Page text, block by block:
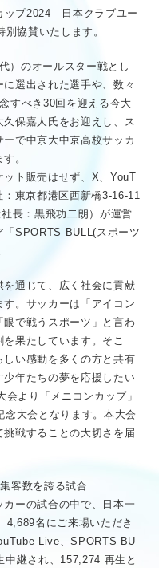
ップ2024 日本クラブユー
協賛いたします。
）のオールスター戦とし
選出された選手や、数々
すべき30回を迎える今大
保嘉人氏をお迎えし、ス
で中京大中京高校サッカ
。
ト販売はせず、X、YouT
東京都港区西新橋3-16-11
長：黒飛功二朗）が運営
「SPORTS BULL(スポーツ
通じて、広く社会に貢献
。サッカーは「アイコン
で戦うスポーツ」と言わ
果たしています。そこ
い感動を多くの方と共有
年たちの夢を応援したい
より「メニコンカップ」
大会となります。本大会
戦することの大切さを届
客数を誇る試合
ーの試合の中で、日本一
4,689名にご来場いただき
Live、SPORTS BU
中継され、157,274 再生と